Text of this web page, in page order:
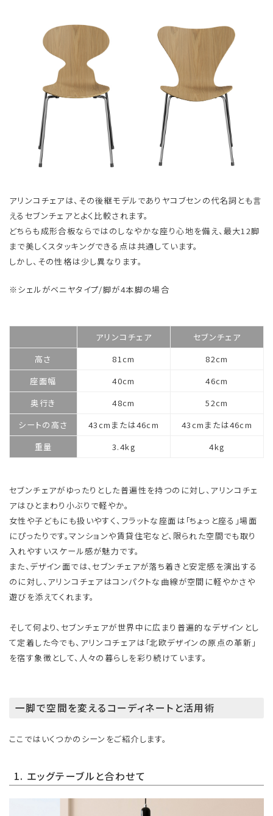
アリンコチェアは、その後継モデルでありヤコブセンの代名詞とも言
えるセブンチェアとよく比較されます。
どちらも成形合板ならではのしなやかな座り心地を備え、最大12脚
まで美しくスタッキングできる点は共通しています。
しかし、その性格は少し異なります。
※シェルがベニヤタイプ/脚が4本脚の場合
アリンコチェア
セブンチェア
高さ
81cm
82cm
座面幅
40cm
46cm
奥行き
48cm
52cm
シートの高さ
43cmまたは46cm
43cmまたは46cm
重量
3.4kg 4kg
セブンチェアがゆったりとした普遍性を持つのに対し、アリンコチェ
アはひとまわり小ぶりで軽やか。
女性や子どもにも扱いやすく、フラットな座面は「ちょっと座る」場面
にぴったりです。マンションや賃貸住宅など、限られた空間でも取り
入れやすいスケール感が魅力です。
また、デザイン面では、セブンチェアが落ち着きと安定感を演出する
のに対し、アリンコチェアはコンパクトな曲線が空間に軽やかさや
遊びを添えてくれます。
そして何より、セブンチェアが世界中に広まり普遍的なデザインとし
て定着した今でも、アリンコチェアは「北欧デザインの原点の革新」
を宿す象徴として、人々の暮らしを彩り続けています。
一脚で空間を変えるコーディネートと活用術
ここではいくつかのシーンをご紹介します。
1. エッグテーブルと合わせて